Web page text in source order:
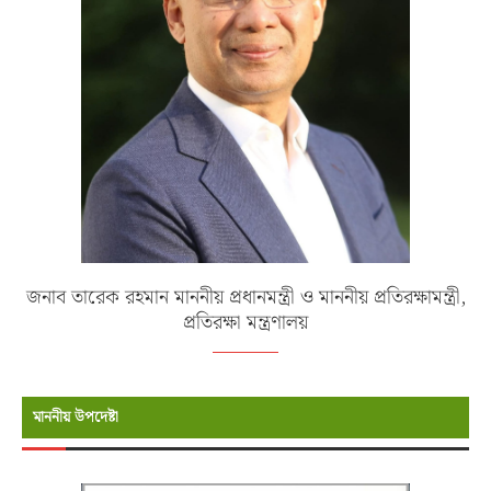
জনাব তারেক রহমান মাননীয় প্রধানমন্ত্রী ও মাননীয় প্রতিরক্ষামন্ত্রী,
প্রতিরক্ষা মন্ত্রণালয়
মাননীয় উপদেষ্টা